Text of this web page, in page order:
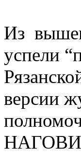
Из
успели
версии